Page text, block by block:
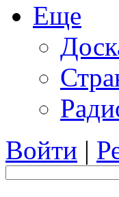
Еще
Войти |